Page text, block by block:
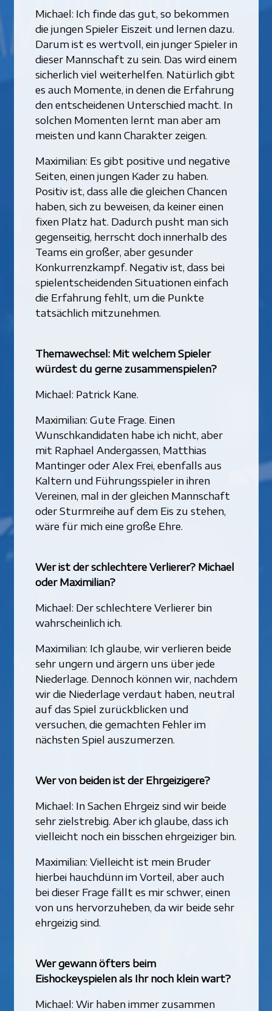
Michael: Ich finde das gut, so bekommen
die jungen Spieler Eiszeit und lernen dazu.
Darum ist es wertvoll, ein junger Spieler in
dieser Mannschaft zu sein. Das wird einem
sicherlich viel weiterhelfen. Natürlich gibt
es auch Momente, in denen die Erfahrung
den entscheidenen Unterschied macht. In
solchen Momenten lernt man aber am
meisten und kann Charakter zeigen.
Maximilian: Es gibt positive und negative
Seiten, einen jungen Kader zu haben.
Positiv ist, dass alle die gleichen Chancen
haben, sich zu beweisen, da keiner einen
fixen Platz hat. Dadurch pusht man sich
gegenseitig, herrscht doch innerhalb des
Teams ein großer, aber gesunder
Konkurrenzkampf. Negativ ist, dass bei
spielentscheidenden Situationen einfach
die Erfahrung fehlt, um die Punkte
tatsächlich mitzunehmen.
Themawechsel: Mit welchem Spieler
würdest du gerne zusammenspielen?
Michael: Patrick Kane.
Maximilian: Gute Frage. Einen
Wunschkandidaten habe ich nicht, aber
mit Raphael Andergassen, Matthias
Mantinger oder Alex Frei, ebenfalls aus
Kaltern und Führungsspieler in ihren
Vereinen, mal in der gleichen Mannschaft
oder Sturmreihe auf dem Eis zu stehen,
wäre für mich eine große Ehre.
Wer ist der schlechtere Verlierer? Michael
oder Maximilian?
Michael: Der schlechtere Verlierer bin
wahrscheinlich ich.
Maximilian: Ich glaube, wir verlieren beide
sehr ungern und ärgern uns über jede
Niederlage. Dennoch können wir, nachdem
wir die Niederlage verdaut haben, neutral
auf das Spiel zurückblicken und
versuchen, die gemachten Fehler im
nächsten Spiel auszumerzen.
Wer von beiden ist der Ehrgeizigere?
Michael: In Sachen Ehrgeiz sind wir beide
sehr zielstrebig. Aber ich glaube, dass ich
vielleicht noch ein bisschen ehrgeiziger bin.
Maximilian: Vielleicht ist mein Bruder
hierbei hauchdünn im Vorteil, aber auch
bei dieser Frage fällt es mir schwer, einen
von uns hervorzuheben, da wir beide sehr
ehrgeizig sind.
Wer gewann öfters beim
Eishockeyspielen als Ihr noch klein wart?
Michael: Wir haben immer zusammen